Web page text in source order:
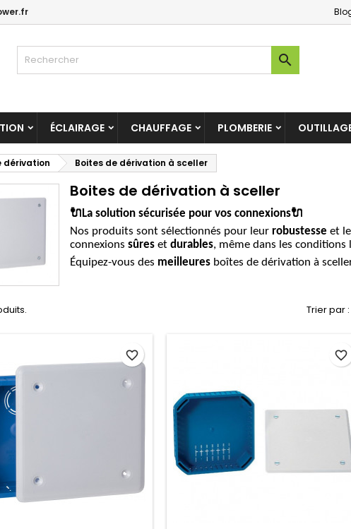

ÉCLAIRAGE CHAUFFAGE PLOMBERIE
dérivation Boites de dérivation à sceller
Boites de dérivation à sceller
🔌 La solution sécurisée pour vos connexions🔌
Nos produits sont sélectionnés pour leur robustesse et
connexions sûres et durables, même dans les conditions
Équipez-vous des meilleures boîtes de dérivation à
Trier par :
favorite_border favorite_border
listes d'envies
Créer une nouvelle liste
((cancelText)) ((modalDeleteText))
une liste d'envies
Annuler Créer une liste d'envies
devez être connecté pour ajouter des produits à votre liste
Annuler Connexion